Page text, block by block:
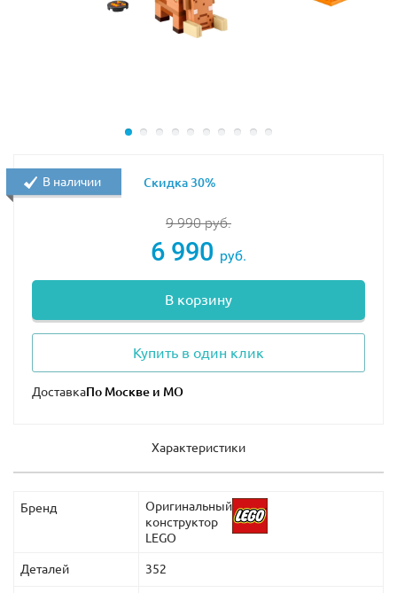
9 990руб.
6 990 руб.
В корзину
Купить в один клик
Доставка
В наличии Скидка 30%
Характеристики
Бренд
Оригинальный
конструктор
LEGO
Деталей 352